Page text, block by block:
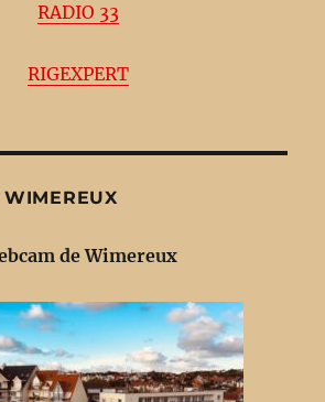
RADIO 33
RIGEXPERT
de Wimereux